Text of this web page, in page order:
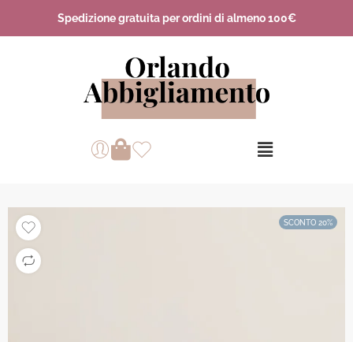
Spedizione gratuita per ordini di almeno 100€
SCONTO 20%